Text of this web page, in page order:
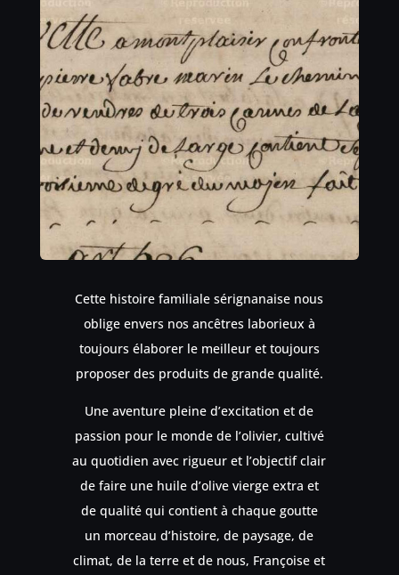
Cette histoire familiale sérignanaise nous
oblige envers nos ancêtres laborieux à
toujours élaborer le meilleur et toujours
proposer des produits de grande qualité.
Une aventure pleine d’excitation et de
passion pour le monde de l’olivier, cultivé
au quotidien avec rigueur et l’objectif clair
de faire une huile d’olive vierge extra et
de qualité qui contient à chaque goutte
un morceau d’histoire, de paysage, de
climat, de la terre et de nous, Françoise et